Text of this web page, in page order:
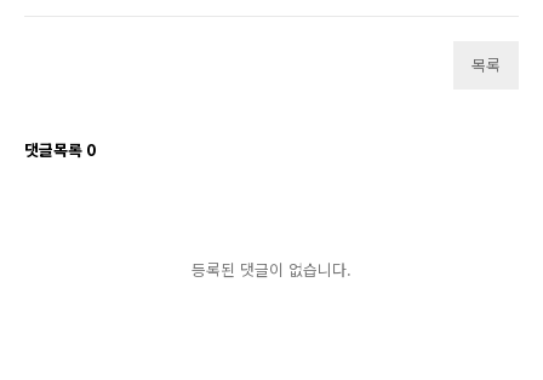
목록
댓글목록 0
등록된 댓글이 없습니다.